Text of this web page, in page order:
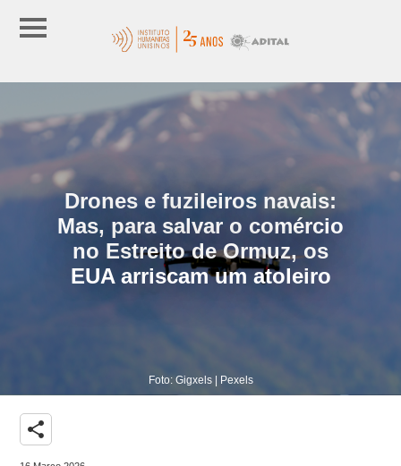
Drones e fuzileiros navais:
Mas, para salvar o comércio
no Estreito de Ormuz, os
EUA arriscam um atoleiro
Foto: Gigxels | Pexels
share